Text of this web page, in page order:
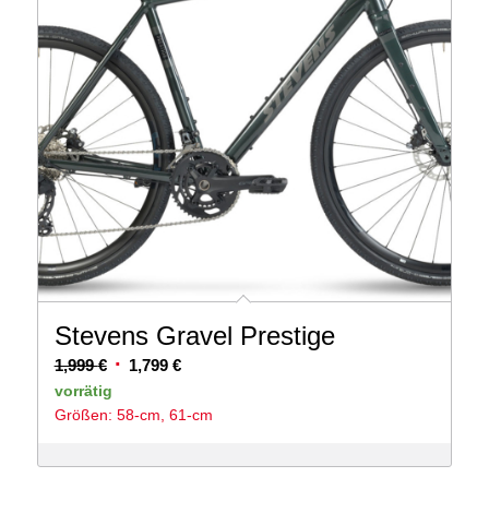
Stevens Gravel Prestige
1,999€ Ursprünglicher
Preis
war:
1,799 €Aktueller
ist:
vorrätig
Größen: 58-cm, 61-cm